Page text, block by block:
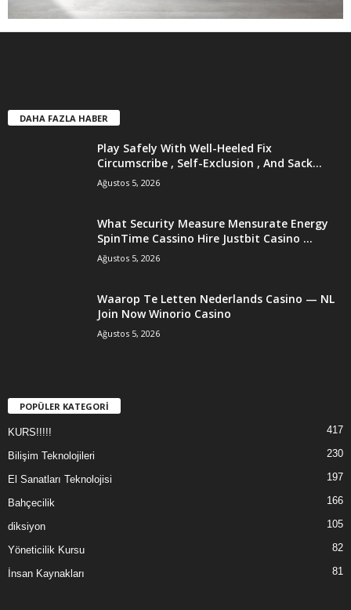
DAHA FAZLA HABER
Play Safely With Well-Heeled Fix
Circumscribe , Self-Exclusion , And Sack...
Ağustos 5, 2026
What Security Measure Mensurate Energy
SpinTime Cassino Hire Justbit Casino ...
Ağustos 5, 2026
Waarop Te Letten Nederlands Casino — NL
Join Now Winorio Casino
Ağustos 5, 2026
POPÜLER KATEGORİ
KURS!!!!! 417
Bilişim Teknolojileri 230
El Sanatları Teknolojisi 197
Bahçecilik 166
diksiyon 105
Yöneticilik Kursu 82
İnsan Kaynakları 81